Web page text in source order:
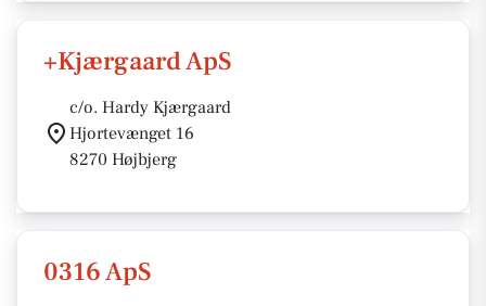
+Kjærgaard ApS
c/o. Hardy Kjærgaard
Hjortevænget 16
8270 Højbjerg
0316 ApS